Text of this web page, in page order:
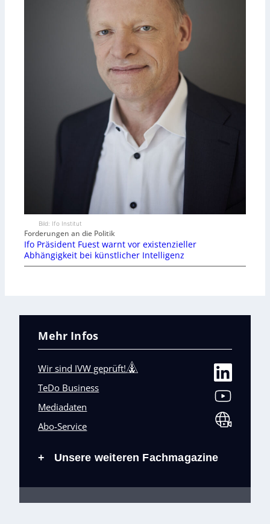
Bild: Ifo Institut
Forderungen an die Politik
Ifo Präsident Fuest warnt vor existenzieller
Abhängigkeit bei künstlicher Intelligenz
Mehr Infos
Wir sind IVW geprüft!
TeDo Business
Mediadaten
Abo-Service
+ Unsere weiteren Fachmagazine
ImpressumDatenschutzAGBBarrierefreiheit